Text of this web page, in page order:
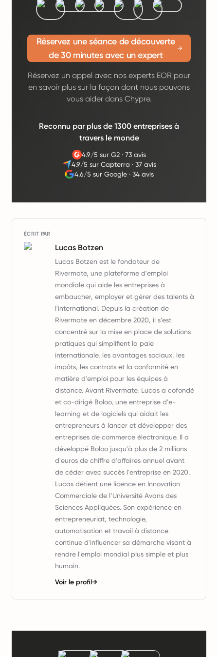
Réservez une séance de découverte
de 30 minutes avec un expert
Réservez un appel avec nos experts EOR pour
en savoir plus sur la façon dont nous pouvons
vous aider dans Chypre.
Reconnu par plus de 1300 entreprises à
travers le monde
4.9/5 sur G2 ·73 avis
4.9/5 sur Capterra ·37 avis
4.6/5 sur Google· 34 avis
ÉCRIT PAR
Lucas Botzen
Lucas Botzen est le fondateur de
Rivermate, une plateforme d'emploi
mondiale qui aide les entreprises à
embaucher, employer et gérer des talents à
l'international. Depuis la création de
Rivermate en décembre 2020, il s’est
concentré sur la mise en place de solutions
pratiques qui simplifient la paie
internationale, les avantages sociaux, les
impôts, les contrats et la conformité en
matière d'emploi pour les équipes à
distance. Avant Rivermate, Lucas a cofondé
et co-dirigé Boloo, une entreprise d'e-
learning et de logiciels qui aidait les
entrepreneurs à lancer et développer des
entreprises de commerce électronique. Il a
développé Boloo jusqu'à plus de 2 millions
d'euros de chiffre d'affaires annuel avant
de céder avec succès l'entreprise en 2020.
Lucas détient une licence en Innovation
Commerciale de l’Université Avans des
Sciences Appliquées. Son expérience en
entrepreneuriat, technologie,
automatisation et travail à distance
continue d'influencer sa démarche visant à
rendre l'emploi mondial plus simple et plus
humain.
Voir le profil→